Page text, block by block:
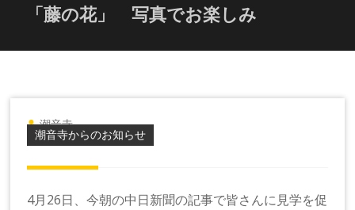
「藤の花」 写真でお楽しみ
潮音寺からのお知らせ
潮音寺
4月26日、今朝の中日新聞の記事で皆さんに見学を促